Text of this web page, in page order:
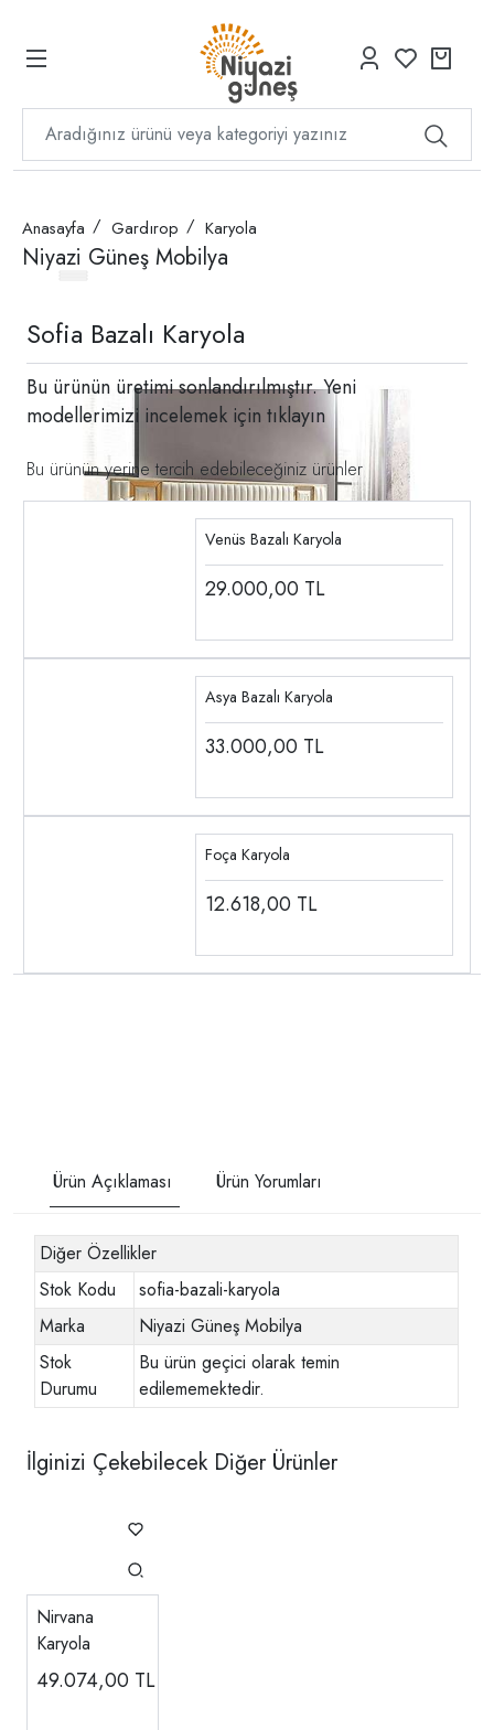
Anasayfa Gardırop Karyola
Niyazi Güneş Mobilya
Sofia Bazalı Karyola
Bu ürünün üretimi sonlandırılmıştır. Yeni
modellerimizi incelemek için tıklayın
Bu ürünün yerine tercih edebileceğiniz ürünler
Venüs Bazalı Karyola
29.000,00 TL
Asya Bazalı Karyola
33.000,00 TL
Foça Karyola
12.618,00 TL
Ürün Açıklaması Ürün Yorumları
Diğer Özellikler
Stok Kodu
sofia-bazali-karyola
Marka
Niyazi Güneş Mobilya
Stok
Durumu
Bu ürün geçici olarak temin
edilememektedir.
İlginizi Çekebilecek Diğer Ürünler
Nirvana
Karyola
49.074,00 TL